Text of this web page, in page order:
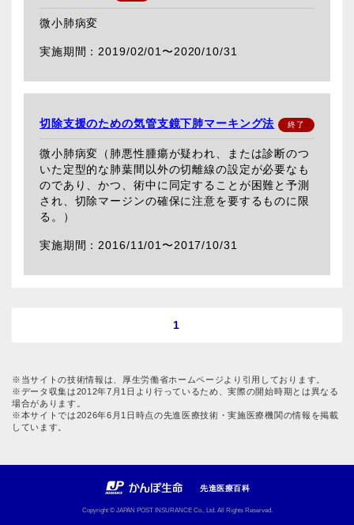
微小肺病変
2019/02/01〜2020/10/31
切除支援のための気管支鏡下肺マーキング法
微小肺病変（肺悪性腫瘍が疑われ、または診断のつ
いた定型的な肺葉間以外の切離線の設定が必要なも
のであり、かつ、術中に同定することが困難と予測
され、切除マージンの確保に注意を要するものに限
る。）
2016/11/01〜2017/10/31
1
※当サイトの技術情報は、厚生労働省ホームページより引用しております。
※データ収集は2012年7月1日より行っているため、実際の開始時期とは異なる
場合があります。
※本サイトでは2026年6月1日時点の先進医療技術・実施医療機関の情報を掲載
しています。
先進医療百科
Copyright © JAPAN POST INSURANCE Co., Ltd. All Rights Reserved.